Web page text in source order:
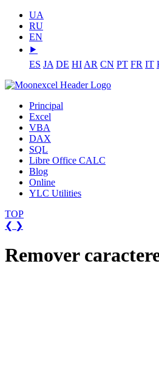
UA
RU
EN
⯈
ES JA DE HI AR CN PT FR IT
Principal
Excel
VBA
DAX
SQL
Libre Office CALC
Blog
Online
YLC Utilities
TOP
❮ ❯
Remover